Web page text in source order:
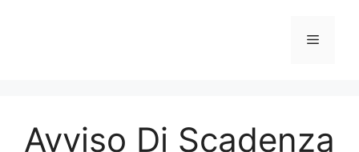
Menu
Avviso Di Scadenza